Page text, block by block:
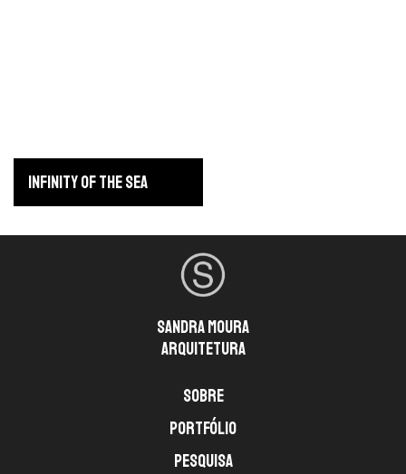
INFINITY OF THE SEA
Sandra Moura
arquitetura
Sobre
Portfólio
Pesquisa